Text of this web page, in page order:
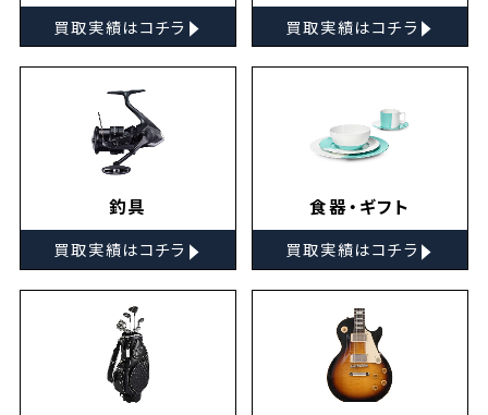
買取実績はコチラ ▸ 買取実績はコチラ ▸
釣具
買取実績はコチラ ▸
食器・ギフト
買取実績はコチラ ▸